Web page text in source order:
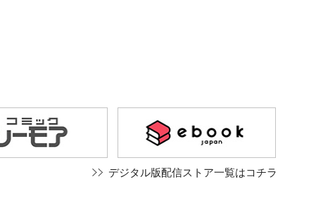
デジタル版配信ストア一覧はコチラ